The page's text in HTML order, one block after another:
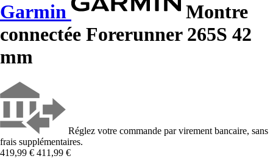
Garmin
Montre
connectée Forerunner 265S 42
mm
Réglez votre commande par virement bancaire, sans
frais supplémentaires.
419,99 € 411,99 €